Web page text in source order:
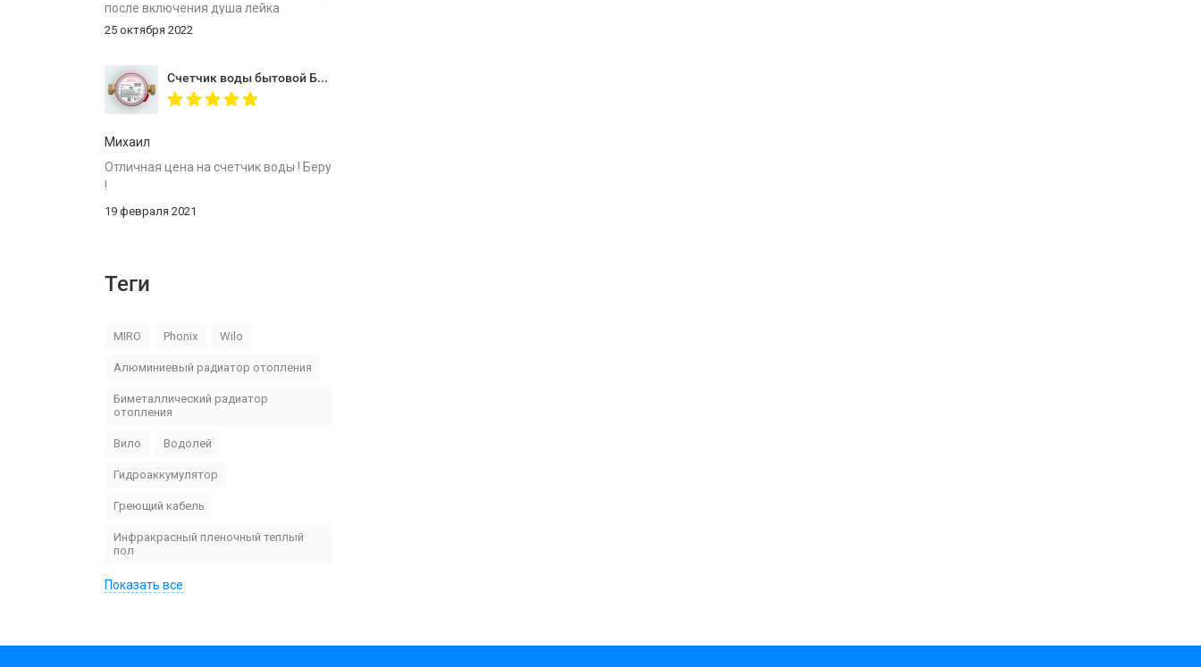
после включения душа лейка
развалилась пополам При обращении
заблокирован, фирма за качество
своей продукции не несёт ,
гарантийные обязательства не
25 октября 2022
Счетчик воды бытовой Бетар СГВ 15 без монтажного комплекта
Михаил
Отличная цена на счетчик воды ! Беру
!
19 февраля 2021
Теги
MIRO Phonix Wilo
Алюминиевый радиатор отопления
Биметаллический радиатор
отопления
Вило Водолей
Гидроаккумулятор
Греющий кабель
Инфракрасный пленочный теплый
пол
Показать все